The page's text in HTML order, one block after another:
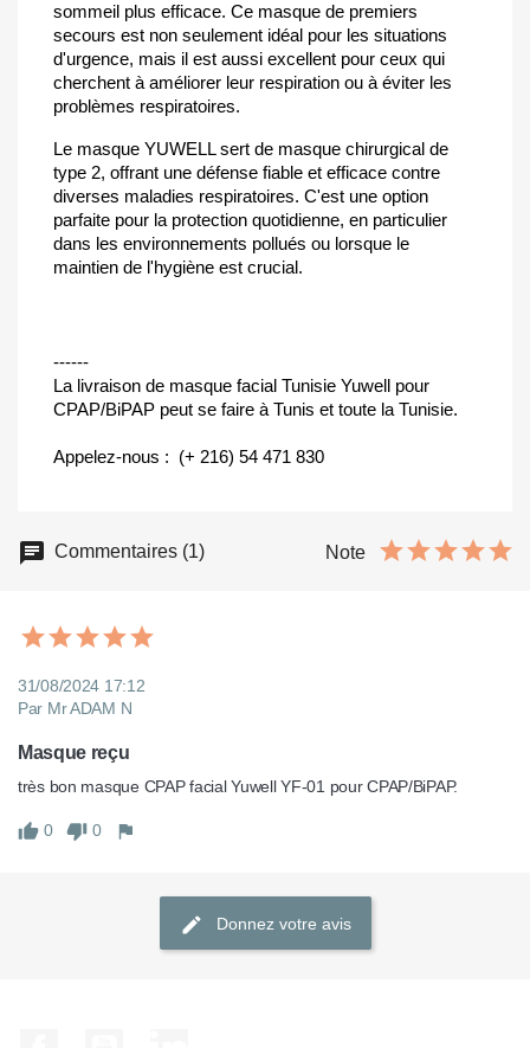
sommeil plus efficace. Ce masque de premiers
secours est non seulement idéal pour les situations
d'urgence, mais il est aussi excellent pour ceux qui
cherchent à améliorer leur respiration ou à éviter les
problèmes respiratoires.
Le masque YUWELL sert de masque chirurgical de
type 2, offrant une défense fiable et efficace contre
diverses maladies respiratoires. C'est une option
parfaite pour la protection quotidienne, en particulier
dans les environnements pollués ou lorsque le
maintien de l'hygiène est crucial.
------
La livraison de masque facial Tunisie Yuwell pour
CPAP/BiPAP peut se faire à Tunis et toute la Tunisie.
Appelez-nous : (+ 216) 54 471 830
Commentaires (1) Note
31/08/2024 17:12
Par Mr ADAM N
Masque reçu
très bon masque CPAP facial Yuwell YF-01 pour CPAP/BiPAP.
0 0
Donnez votre avis